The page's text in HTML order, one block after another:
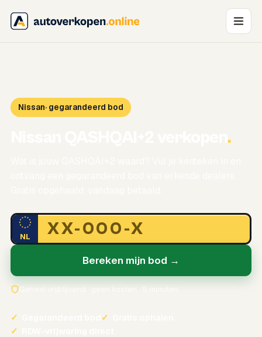
Nissan· gegarandeerd bod
.
NL
Bereken mijn bod →
✓ ✓
✓